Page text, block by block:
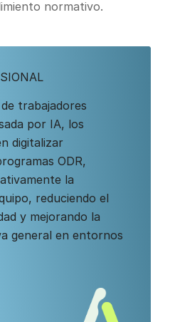
normativo.
trabajadores
por IA, los
digitalizar
ODR,
la
reduciendo el
y mejorando la
general en entornos